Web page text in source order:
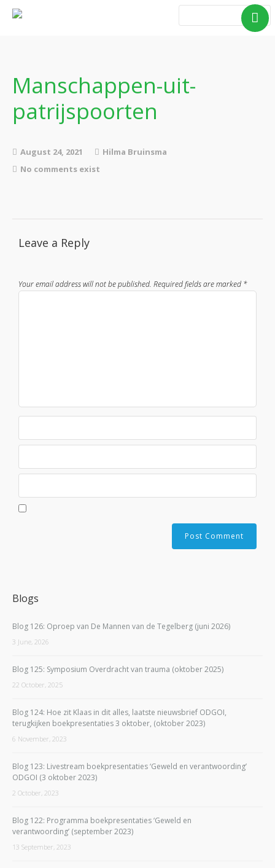
Boeken
Verhalen
Contact
Manschappen-uit-
patrijspoorten
August 24, 2021
Hilma Bruinsma
No comments exist
Leave a Reply
Your email address will not be published. Required fields are marked *
Blogs
Blog 126: Oproep van De Mannen van de Tegelberg (juni 2026)
3 June, 2026
Blog 125: Symposium Overdracht van trauma (oktober 2025)
22 October, 2025
Blog 124: Hoe zit Klaas in dit alles, laatste nieuwsbrief ODGOI,
terugkijken boekpresentaties 3 oktober, (oktober 2023)
6 November, 2023
Blog 123: Livestream boekpresentaties ‘Geweld en verantwoording’
ODGOI (3 oktober 2023)
2 October, 2023
Blog 122: Programma boekpresentaties ‘Geweld en
verantwoording’ (september 2023)
13 September, 2023